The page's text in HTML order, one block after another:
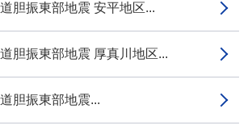
胆振東部地震 安平地区...
胆振東部地震 厚真川地区...
胆振東部地震...